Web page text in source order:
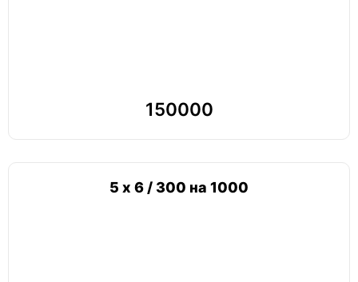
150000
5 х 6 / 300 на 1000